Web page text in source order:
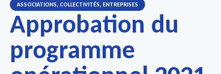
ASSOCIATIONS, COLLECTIVITÉS, ENTREPRISES
Approbation du
programme